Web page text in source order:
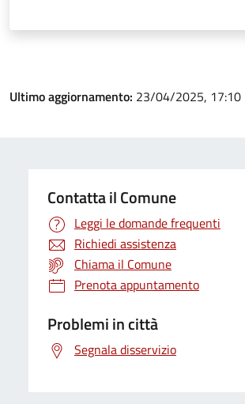
Ultimo aggiornamento: 23/04/2025, 17:10
Contatta il Comune
Leggi le domande frequenti
Richiedi assistenza
Chiama il Comune
Prenota appuntamento
Problemi in città
Segnala disservizio